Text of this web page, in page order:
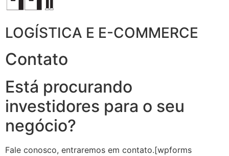
LOGÍSTICA E E-COMMERCE
Contato
Está procurando
investidores para o seu
negócio?
Fale conosco, entraremos em contato.[wpforms